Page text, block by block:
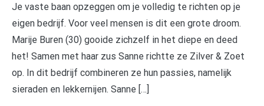
Je vaste baan opzeggen om je volledig te richten op je
eigen bedrijf. Voor veel mensen is dit een grote droom.
Marije Buren (30) gooide zichzelf in het diepe en deed
het! Samen met haar zus Sanne richtte ze Zilver & Zoet
op. In dit bedrijf combineren ze hun passies, namelijk
sieraden en lekkernijen. Sanne […]